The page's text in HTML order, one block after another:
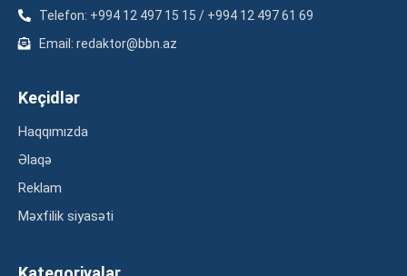
Telefon: +994 12 497 15 15 / +994 12 497 61 69
Email: redaktor@bbn.az
Keçidlər
Haqqımızda
Əlaqə
Reklam
Məxfilik siyasəti